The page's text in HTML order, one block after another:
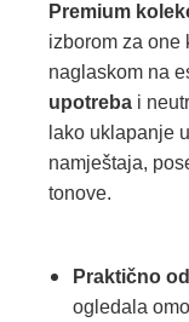
Premium
izborom za one
naglaskom na
upotreba i
lako uklapanje
namještaja,
tonove.
Praktično
ogledala